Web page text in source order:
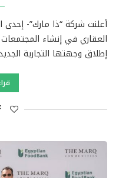
أعلنت شركة “ذا مارك”- إحدى
العقاري في إنشاء
إطلاق وجهتها التجارية